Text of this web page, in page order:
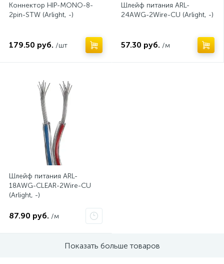
Коннектор HIP-MONO-8-
2pin-STW (Arlight, -)
179.50 руб. /шт
Шлейф питания ARL-
24AWG-2Wire-CU (Arlight, -)
57.30 руб. /м
Шлейф питания ARL-
18AWG-CLEAR-2Wire-CU
(Arlight, -)
87.90 руб. /м
Показать больше товаров